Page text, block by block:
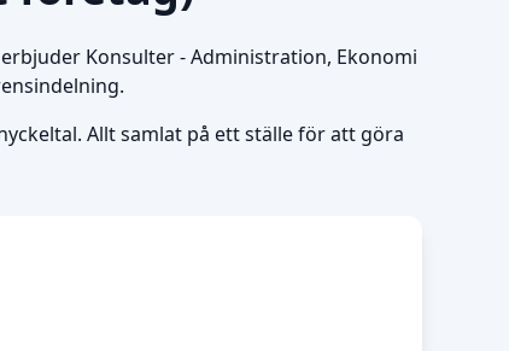
Konsulter - Administration, Ekonomi
Allt samlat på ett ställe för att göra